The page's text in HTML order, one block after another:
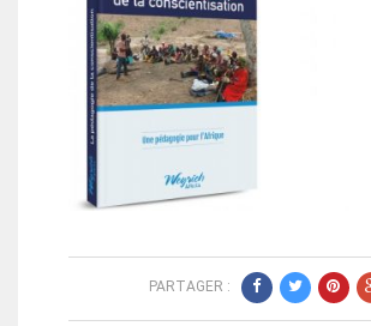
PARTAGER :